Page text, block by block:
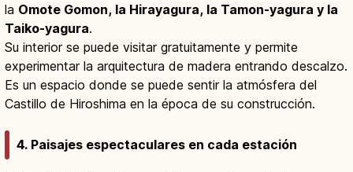
la Omote Gomon, la Hirayagura, la Tamon-yagura y la
Taiko-yagura.
Su interior se puede visitar gratuitamente y permite
experimentar la arquitectura de madera entrando descalzo.
Es un espacio donde se puede sentir la atmósfera del
Castillo de Hiroshima en la época de su construcción.
4. Paisajes espectaculares en cada estación